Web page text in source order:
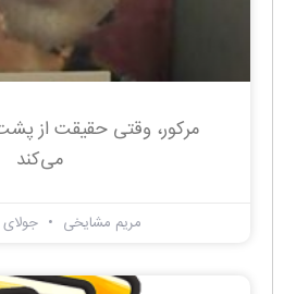
مرکور، وقتی حقیقت از پشت
می‌کند
مریم مشایخی جولای 16, 2026